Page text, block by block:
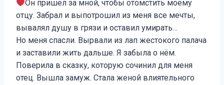
Он пришел за мной, чтобы отомстить моему
отцу. Забрал и выпотрошил из меня все мечты,
вывалял душу в грязи и оставил умирать…
Но меня спасли. Вырвали из лап жестокого палача
и заставили жить дальше. Я забыла о нём.
Поверила в сказку, которую сочинил для меня
отец. Вышла замуж. Стала женой влиятельного